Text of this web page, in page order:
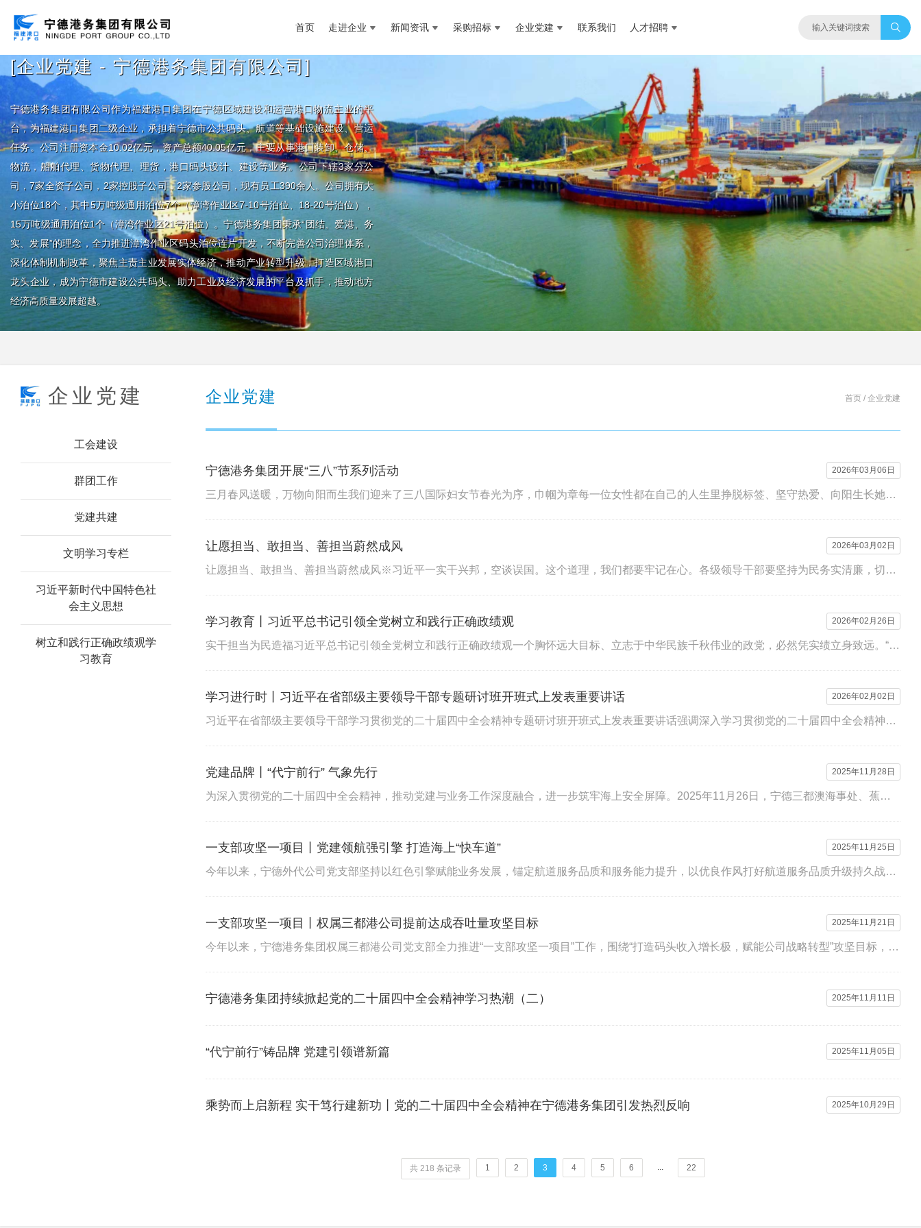
首页 走进企业 新闻资讯 采购招标 企业党建 联系我们 人才招聘
[企业党建 - 宁德港务集团有限公司]
宁德港务集团有限公司作为福建港口集团在宁德区域建设和运营港口物流主业的平
台，为福建港口集团二级企业，承担着宁德市公共码头、航道等基础设施建设、营运
任务。公司注册资本金10.02亿元，资产总额40.05亿元，主要从事港口装卸、仓储、
物流，船舶代理、货物代理、理货，港口码头设计、建设等业务。公司下辖3家分公
司，7家全资子公司，2家控股子公司，2家参股公司，现有员工390余人。公司拥有大
小泊位18个，其中5万吨级通用泊位7个（漳湾作业区7-10号泊位、18-20号泊位），
15万吨级通用泊位1个（漳湾作业区21号泊位）。宁德港务集团秉承“团结、爱港、务
实、发展”的理念，全力推进漳湾作业区码头泊位连片开发，不断完善公司治理体系，
深化体制机制改革，聚焦主责主业发展实体经济，推动产业转型升级，打造区域港口
龙头企业，成为宁德市建设公共码头、助力工业及经济发展的平台及抓手，推动地方
经济高质量发展超越。
企业党建
工会建设
群团工作
党建共建
文明学习专栏
习近平新时代中国特色社
会主义思想
树立和践行正确政绩观学
习教育
企业党建 首页 / 企业党建
2026年03月06日
宁德港务集团开展“三八”节系列活动
三月春风送暖，万物向阳而生我们迎来了三八国际妇女节春光为序，巾帼为章每一位女性都在自己的人生里挣脱标签、坚守热爱、向阳生长她们的每一...
2026年03月02日
让愿担当、敢担当、善担当蔚然成风
让愿担当、敢担当、善担当蔚然成风※习近平一实干兴邦，空谈误国。这个道理，我们都要牢记在心。各级领导干部要坚持为民务实清廉，切实转变工作...
2026年02月26日
学习教育丨习近平总书记引领全党树立和践行正确政绩观
实干担当为民造福习近平总书记引领全党树立和践行正确政绩观一个胸怀远大目标、立志于中华民族千秋伟业的政党，必然凭实绩立身致远。“政绩观...
2026年02月02日
学习进行时丨习近平在省部级主要领导干部专题研讨班开班式上发表重要讲话
习近平在省部级主要领导干部学习贯彻党的二十届四中全会精神专题研讨班开班式上发表重要讲话强调深入学习贯彻党的二十届四中全会精神努力实...
2025年11月28日
党建品牌丨“代宁前行” 气象先行
为深入贯彻党的二十届四中全会精神，推动党建与业务工作深度融合，进一步筑牢海上安全屏障。2025年11月26日，宁德三都澳海事处、蕉城区气象局、...
2025年11月25日
一支部攻坚一项目丨党建领航强引擎 打造海上“快车道”
今年以来，宁德外代公司党支部坚持以红色引擎赋能业务发展，锚定航道服务品质和服务能力提升，以优良作风打好航道服务品质升级持久战，宁德港漳...
2025年11月21日
一支部攻坚一项目丨权属三都港公司提前达成吞吐量攻坚目标
今年以来，宁德港务集团权属三都港公司党支部全力推进“一支部攻坚一项目”工作，围绕“打造码头收入增长极，赋能公司战略转型”攻坚目标，实施...
2025年11月11日
宁德港务集团持续掀起党的二十届四中全会精神学习热潮（二）
2025年11月05日
“代宁前行”铸品牌 党建引领谱新篇
2025年10月29日
乘势而上启新程 实干笃行建新功丨党的二十届四中全会精神在宁德港务集团引发热烈反响
共 218 条记录 1 2 3 4 5 6 ... 22